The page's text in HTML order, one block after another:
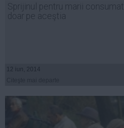
Sprijinul pentru marii
doar pe aceştia
12 iun, 2014